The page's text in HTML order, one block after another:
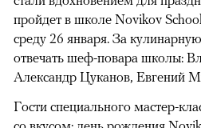
пройдет в школе Novikov
среду 26 января. За
отвечать шеф-повара школы:
Александр Цуканов, Евгений
Гости специального мастер-